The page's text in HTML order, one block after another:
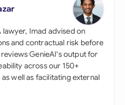
lawyer, Imad advised on
and contractual risk before
GenieAI's output for
across our 150+
well as facilitating external